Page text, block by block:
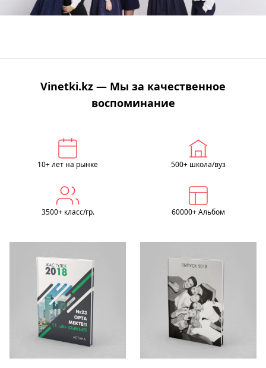
Vinetki.kz — Мы за качественное
воспоминание
10+ лет на рынке 500+ школа/вуз
3500+ класс/гр. 60000+ Альбом